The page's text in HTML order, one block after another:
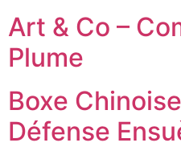
Art & Co –
Plume
Boxe
Défense